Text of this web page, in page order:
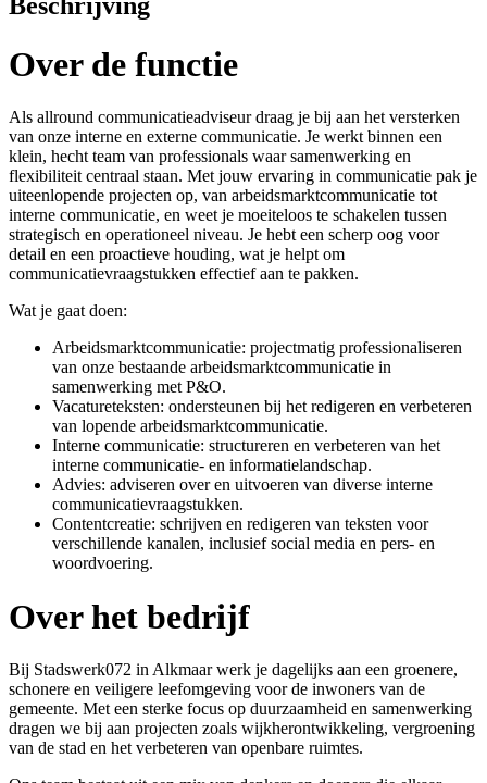
Over de functie
Als allround communicatieadviseur draag je bij aan het versterken
van onze interne en externe communicatie. Je werkt binnen een
klein, hecht team van professionals waar samenwerking en
flexibiliteit centraal staan. Met jouw ervaring in communicatie pak je
uiteenlopende projecten op, van arbeidsmarktcommunicatie tot
interne communicatie, en weet je moeiteloos te schakelen tussen
strategisch en operationeel niveau. Je hebt een scherp oog voor
detail en een proactieve houding, wat je helpt om
communicatievraagstukken effectief aan te pakken.
Wat je gaat doen:
Arbeidsmarktcommunicatie: projectmatig professionaliseren
van onze bestaande arbeidsmarktcommunicatie in
samenwerking met P&O.
Vacatureteksten: ondersteunen bij het redigeren en verbeteren
van lopende arbeidsmarktcommunicatie.
Interne communicatie: structureren en verbeteren van het
interne communicatie- en informatielandschap.
Advies: adviseren over en uitvoeren van diverse interne
communicatievraagstukken.
Contentcreatie: schrijven en redigeren van teksten voor
verschillende kanalen, inclusief social media en pers- en
woordvoering.
Over het bedrijf
Bij Stadswerk072 in Alkmaar werk je dagelijks aan een groenere,
schonere en veiligere leefomgeving voor de inwoners van de
gemeente. Met een sterke focus op duurzaamheid en samenwerking
dragen we bij aan projecten zoals wijkherontwikkeling, vergroening
van de stad en het verbeteren van openbare ruimtes.